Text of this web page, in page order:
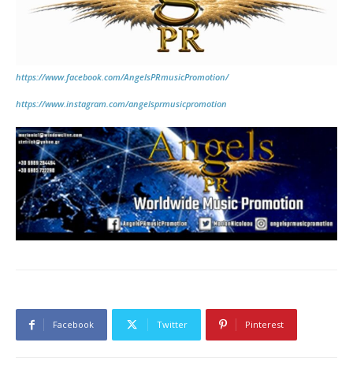
https://www.facebook.com/AngelsPRmusicPromotion/
https://www.instagram.com/angelsprmusicpromotion
Facebook Twitter Pinterest